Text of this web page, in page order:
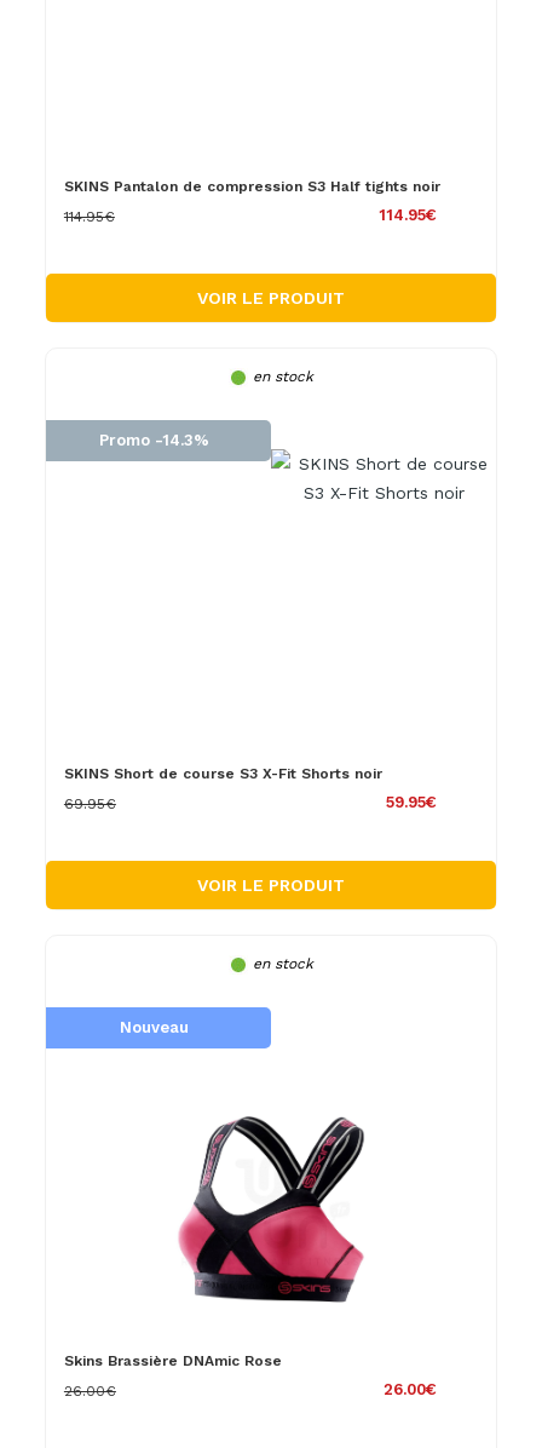
SKINS Pantalon de compression S3 Half tights noir
114.95€
114.95€
VOIR LE PRODUIT
en stock
Promo -14.3%
SKINS Short de course S3 X-Fit Shorts noir
59.95€
69.95€
VOIR LE PRODUIT
en stock
Nouveau
Skins Brassière DNAmic Rose
26.00€
26.00€